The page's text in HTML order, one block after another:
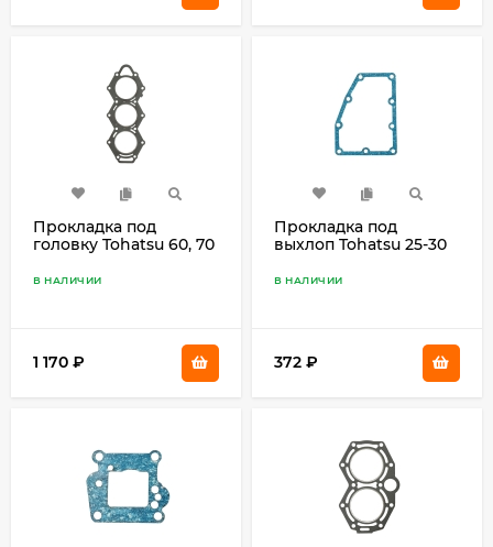
Прокладка под
головку Tohatsu 60, 70
В НАЛИЧИИ
1 170 ₽
Прокладка под
выхлоп Tohatsu 25-30
В НАЛИЧИИ
372 ₽